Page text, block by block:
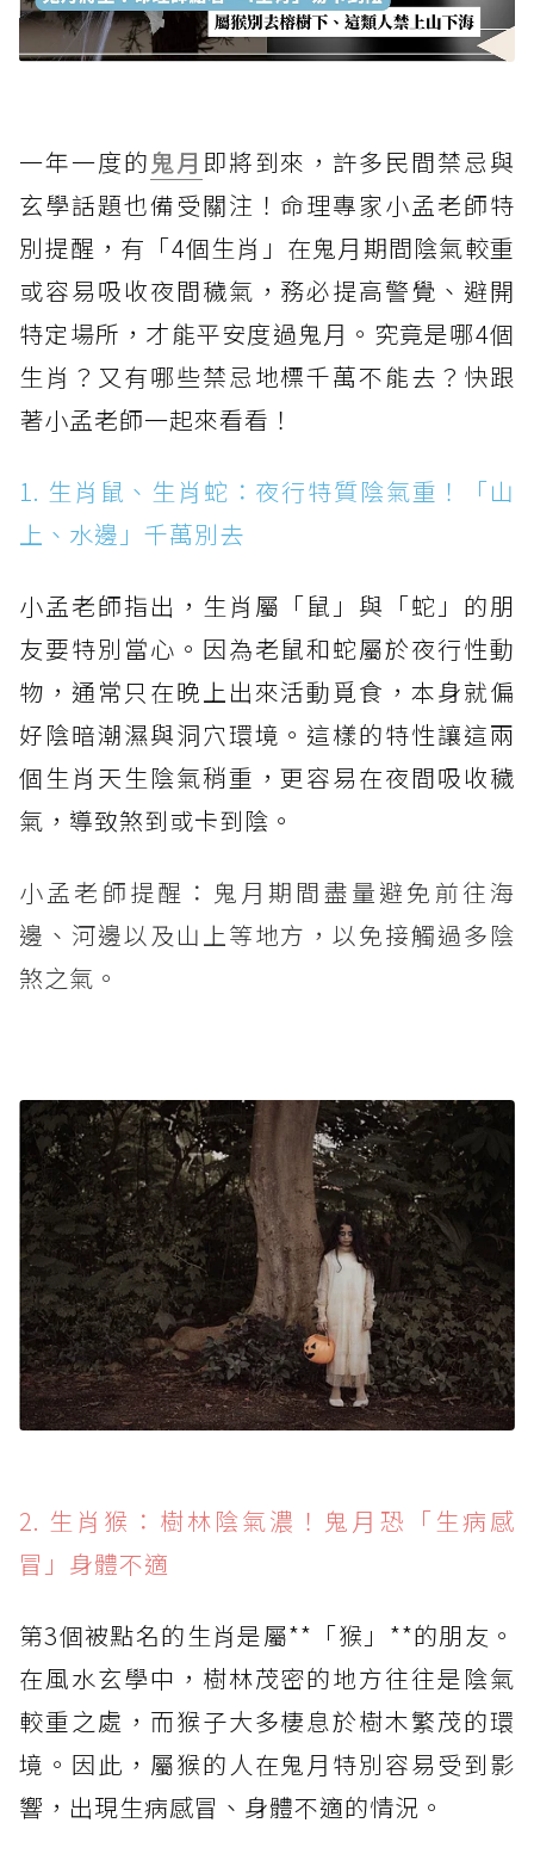
一年一度的 鬼月 即將到來，許多民間禁忌與
玄學話題也備受關注！命理專家小孟老師特
別提醒，有「4個生肖」在鬼月期間陰氣較重
或容易吸收夜間穢氣，務必提高警覺、避開
特定場所，才能平安度過鬼月。究竟是哪4個
生肖？又有哪些禁忌地標千萬不能去？快跟
著小孟老師一起來看看！
1. 生肖鼠、生肖蛇：夜行特質陰氣重！「山
上、水邊」千萬別去
小孟老師指出，生肖屬「鼠」與「蛇」的朋
友要特別當心。因為老鼠和蛇屬於夜行性動
物，通常只在晚上出來活動覓食，本身就偏
好陰暗潮濕與洞穴環境。這樣的特性讓這兩
個生肖天生陰氣稍重，更容易在夜間吸收穢
氣，導致煞到或卡到陰。
小孟老師提醒：鬼月期間盡量避免前往海
邊、河邊以及山上等地方，以免接觸過多陰
煞之氣。
2. 生肖猴：樹林陰氣濃！鬼月恐「生病感
冒」身體不適
第3個被點名的生肖是屬**「猴」**的朋友。
在風水玄學中，樹林茂密的地方往往是陰氣
較重之處，而猴子大多棲息於樹木繁茂的環
境。因此，屬猴的人在鬼月特別容易受到影
響，出現生病感冒、身體不適的情況。